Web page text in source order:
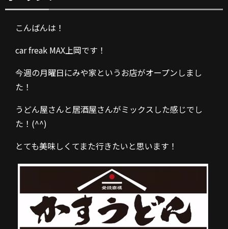
こんばんは！
car freak MAX上岡です！
今週の月曜日にみや家というお店がオープンしまし
た！
うどん屋さんと居酒屋さんがミックスした感じでし
た！(^^)
とても美味しくてまた行きたいと思います！